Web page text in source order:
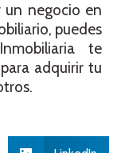
un negocio en
puedes
te
adquirir tu